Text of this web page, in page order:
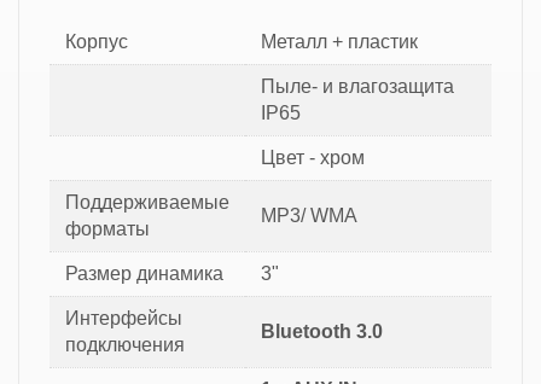
Корпус Металл + пластик
Пыле- и влагозащита
IP65
Цвет - хром
Поддерживаемые
форматы
MP3/ WMA
Размер динамика 3"
Интерфейсы
подключения
Bluetooth 3.0